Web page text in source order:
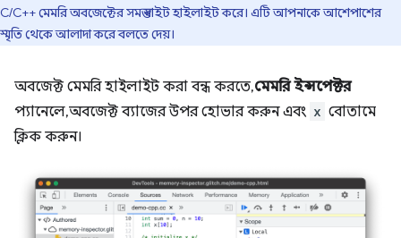
C/C++ মেমরি অবজেক্টের সমস্ত বাইট হাইলাইট করে। এটি আপনাকে আশেপাশের
স্মৃতি থেকে আলাদা করে বলতে দেয়।
অবজেক্ট মেমরি হাইলাইট করা বন্ধ করতে,মেমরি ইন্সপেক্টর
প্যানেলে, অবজেক্ট ব্যাজের উপর হোভার করুন এবং x বোতামে
ক্লিক করুন।